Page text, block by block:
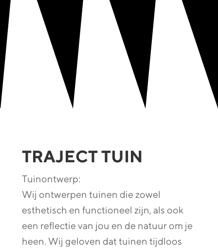
TRAJECT TUIN
Tuinontwerp:
Wij ontwerpen tuinen die zowel
esthetisch en functioneel zijn, als ook
een reflectie van jou en de natuur om je
heen. Wij geloven dat tuinen tijdloos